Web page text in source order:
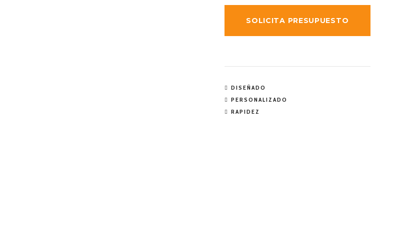
SOLICITA PRESUPUESTO
DISEÑADO
PERSONALIZADO
RAPIDEZ